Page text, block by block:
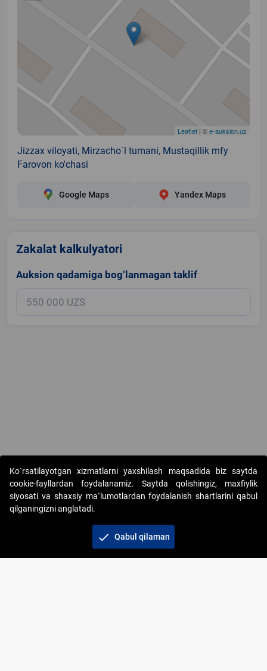
Leaflet | ©e-auksion.uz
Jizzax viloyati, Mirzacho`l tumani, Mustaqillik mfy
Farovon ko'chasi
Google Maps Yandex Maps
Zakalat kalkulyatori
Auksion qadamiga bog‘lanmagan taklif
Copyright © 2017-2026. "Elektron onlayn-auksionlarni tashkil etish"
AJ. Barcha huquqlar himoyalangan
+998 71 202-21-11
Ko`rsatilayotgan xizmatlarni yaxshilash maqsadida biz saytda
cookie-fayllardan foydalanamiz. Saytda qolishingiz, maxfiylik
siyosati va shaxsiy ma`lumotlardan foydalanish shartlarini qabul
qilganingizni anglatadi.
check Qabul qilaman